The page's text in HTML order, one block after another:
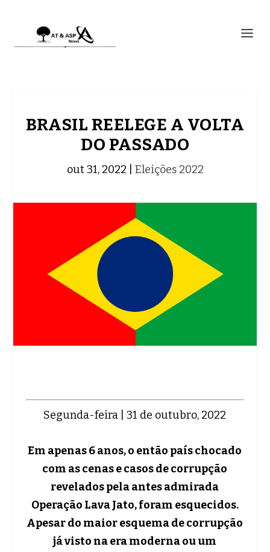
BRASIL REELEGE A VOLTA
DO PASSADO
out 31, 2022 Eleições 2022
Segunda-feira | 31 de outubro, 2022
Em apenas 6 anos, o então país chocado
com as cenas e casos de corrupção
revelados pela antes admirada
Operação Lava Jato, foram esquecidos.
Apesar do maior esquema de corrupção
já visto na era moderna ou um